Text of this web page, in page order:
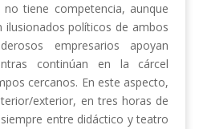
tiene competencia, aunque
políticos de ambos
empresarios apoyan
continúan en la cárcel
cercanos. En este aspecto,
exterior, en tres horas de
entre didáctico y teatro